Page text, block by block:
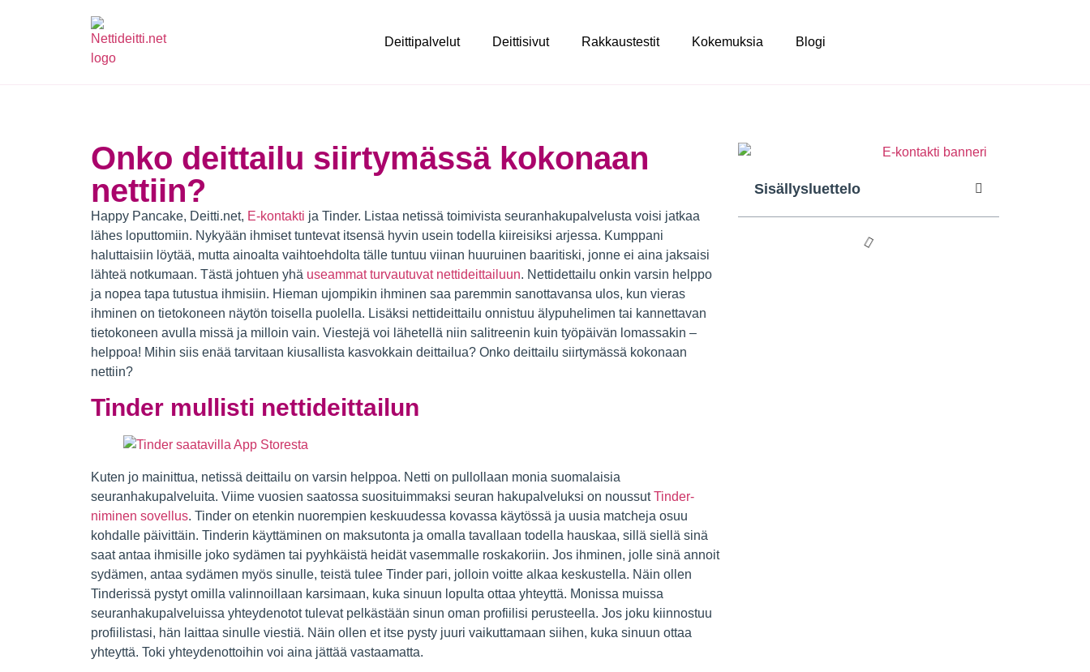
Deittipalvelut Deittisivut Rakkaustestit Kokemuksia Blogi
Onko deittailu siirtymässä kokonaan
nettiin?
Happy Pancake, Deitti.net, E-kontakti ja Tinder. Listaa netissä toimivista seuranhakupalvelusta voisi jatkaa
lähes loputtomiin. Nykyään ihmiset tuntevat itsensä hyvin usein todella kiireisiksi arjessa. Kumppani
haluttaisiin löytää, mutta ainoalta vaihtoehdolta tälle tuntuu viinan huuruinen baaritiski, jonne ei aina jaksaisi
lähteä notkumaan. Tästä johtuen yhä useammat turvautuvat nettideittailuun. Nettidettailu onkin varsin helppo
ja nopea tapa tutustua ihmisiin. Hieman ujompikin ihminen saa paremmin sanottavansa ulos, kun vieras
ihminen on tietokoneen näytön toisella puolella. Lisäksi nettideittailu onnistuu älypuhelimen tai kannettavan
tietokoneen avulla missä ja milloin vain. Viestejä voi lähetellä niin salitreenin kuin työpäivän lomassakin –
helppoa! Mihin siis enää tarvitaan kiusallista kasvokkain deittailua? Onko deittailu siirtymässä kokonaan
nettiin?
Tinder mullisti nettideittailun
Kuten jo mainittua, netissä deittailu on varsin helppoa. Netti on pullollaan monia suomalaisia
seuranhakupalveluita. Viime vuosien saatossa suosituimmaksi seuran hakupalveluksi on noussutTinder-
niminen sovellus. Tinder on etenkin nuorempien keskuudessa kovassa käytössä ja uusia matcheja osuu
kohdalle päivittäin. Tinderin käyttäminen on maksutonta ja omalla tavallaan todella hauskaa, sillä siellä sinä
saat antaa ihmisille joko sydämen tai pyyhkäistä heidät vasemmalle roskakoriin. Jos ihminen, jolle sinä annoit
sydämen, antaa sydämen myös sinulle, teistä tulee Tinder pari, jolloin voitte alkaa keskustella. Näin ollen
Tinderissä pystyt omilla valinnoillaan karsimaan, kuka sinuun lopulta ottaa yhteyttä. Monissa muissa
seuranhakupalveluissa yhteydenotot tulevat pelkästään sinun oman profiilisi perusteella. Jos joku kiinnostuu
profiilistasi, hän laittaa sinulle viestiä. Näin ollen et itse pysty juuri vaikuttamaan siihen, kuka sinuun ottaa
yhteyttä. Toki yhteydenottoihin voi aina jättää vastaamatta.
Sisällysluettelo